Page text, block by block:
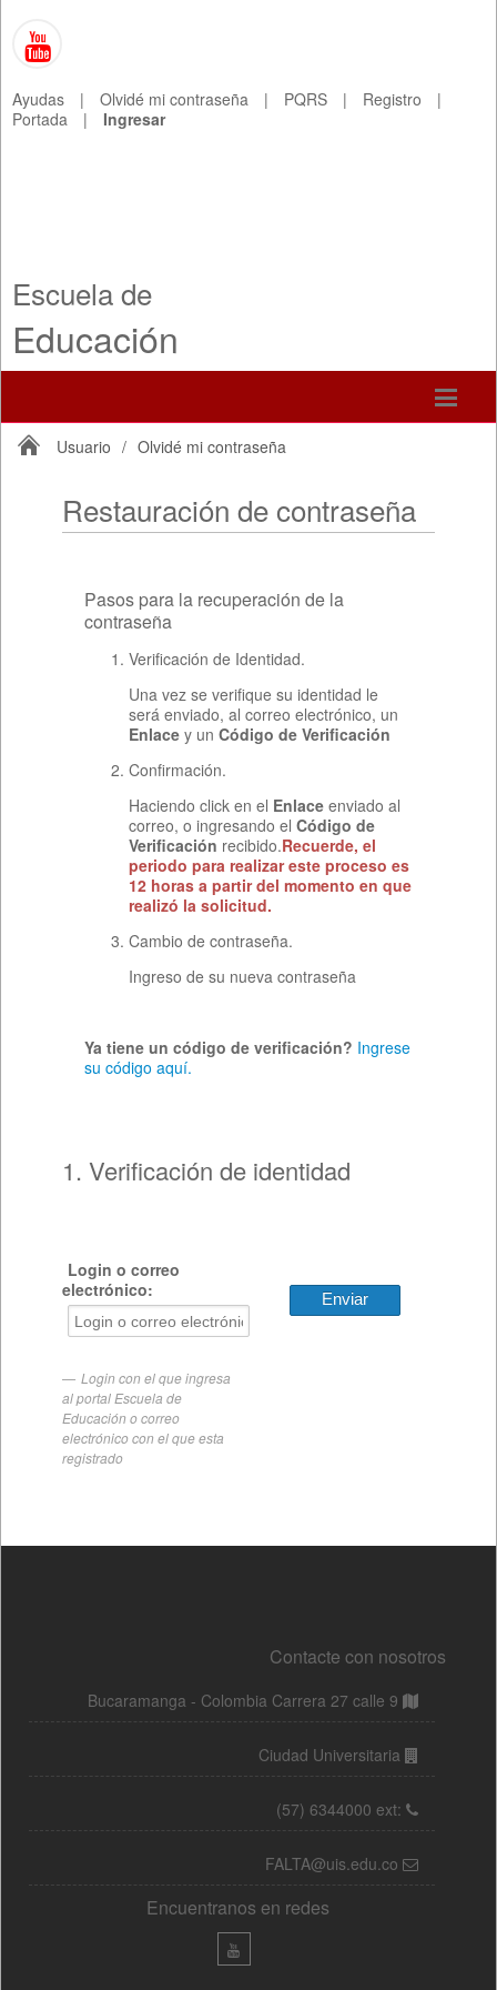
Ayudas | Olvidé mi contraseña | PQRS | Registro
|
Portada
| Ingresar
Escuela de
Educación
Usuario / Olvidé mi contraseña
Contacte con nosotros
Bucaramanga - Colombia Carrera 27 calle 9
Ciudad Universitaria
(57) 6344000 ext:
FALTA@uis.edu.co
Encuentranos en redes